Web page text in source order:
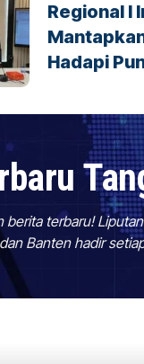
Regional I
Hadapi
berita terbaru!
Banten hadir